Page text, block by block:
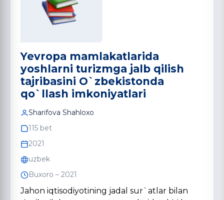
Yevropa mamlakatlarida
yoshlarni turizmga jalb qilish
tajribasini O`zbekistonda
qo`llash imkoniyatlari
Sharifova Shahloxo
115 bet
2021
uzbek
Buxoro – 2021
Jahon iqtisodiyotining jadal sur`atlar bilan